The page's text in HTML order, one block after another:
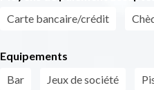
Carte bancaire/crédit
Equipements
Bar
Jeux de société